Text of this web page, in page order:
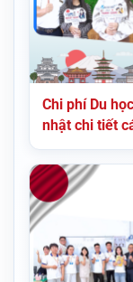
Chi phí Du
nhật chi tiết